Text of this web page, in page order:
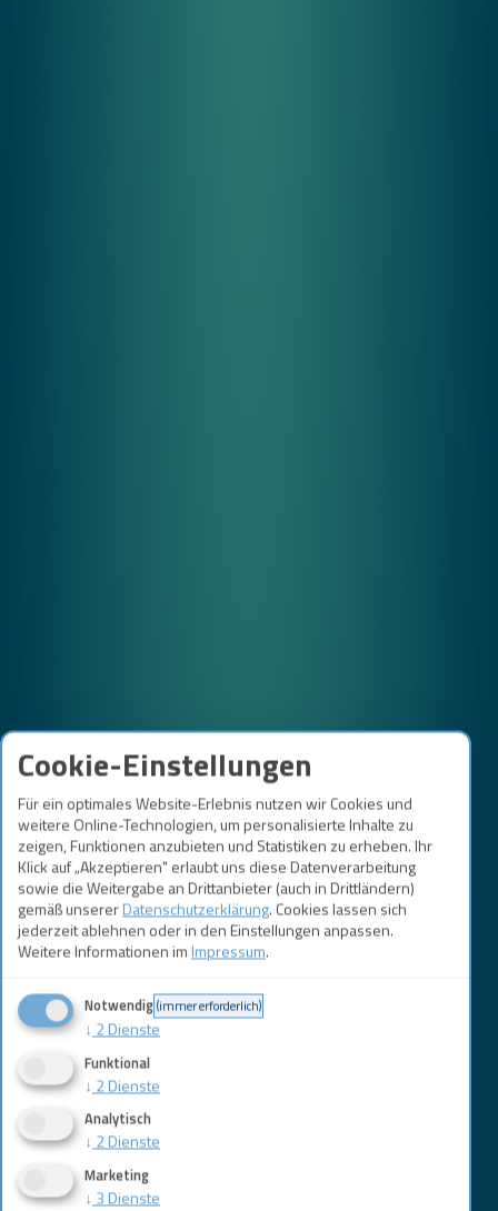
Cookie-Einstellungen
Für ein optimales Website-Erlebnis nutzen wir Cookies und
weitere Online-Technologien, um personalisierte Inhalte zu
zeigen, Funktionen anzubieten und Statistiken zu erheben. Ihr
Klick auf „Akzeptieren" erlaubt uns diese Datenverarbeitung
sowie die Weitergabe an Drittanbieter (auch in Drittländern)
gemäß unsererDatenschutzerklärung. Cookies lassen sich
jederzeit ablehnen oder in den Einstellungen anpassen.
Weitere Informationen im Impressum.
Notwendig(immer erforderlich)
↓ 2 Dienste
Funktional
↓ 2 Dienste
Analytisch
↓ 2 Dienste
Marketing
↓ 3 Dienste